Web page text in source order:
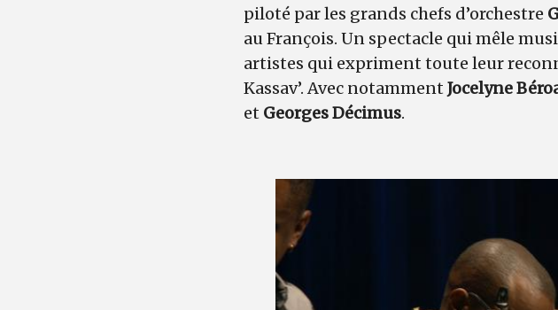
piloté par les grands chefs d’orchestre
au François. Un spectacle qui mêle
artistes qui expriment toute leur
Kassav’. Avec notamment Jocelyne
et Georges Décimus.